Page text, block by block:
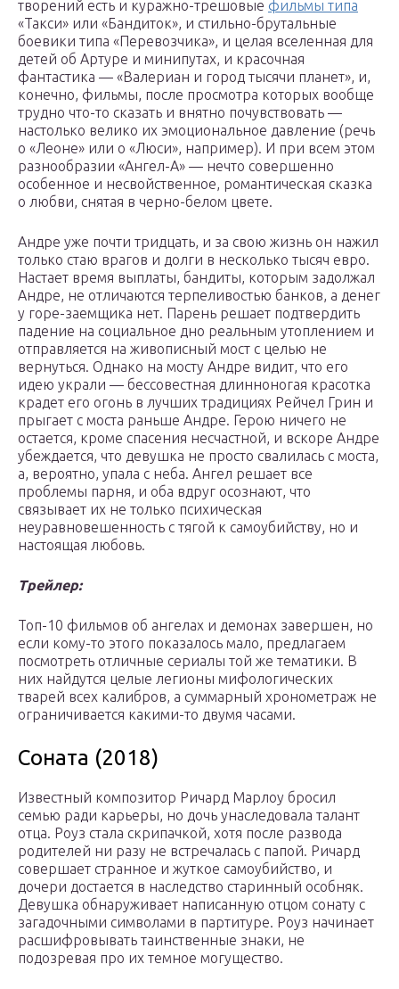
творений есть и куражно-трешовые фильмы типа
«Такси» или «Бандиток», и стильно-брутальные
боевики типа «Перевозчика», и целая вселенная для
детей об Артуре и минипутах, и красочная
фантастика — «Валериан и город тысячи планет», и,
конечно, фильмы, после просмотра которых вообще
трудно что-то сказать и внятно почувствовать —
настолько велико их эмоциональное давление (речь
о «Леоне» или о «Люси», например). И при всем этом
разнообразии «Ангел-А» — нечто совершенно
особенное и несвойственное, романтическая сказка
о любви, снятая в черно-белом цвете.
Андре уже почти тридцать, и за свою жизнь он нажил
только стаю врагов и долги в несколько тысяч евро.
Настает время выплаты, бандиты, которым задолжал
Андре, не отличаются терпеливостью банков, а денег
у горе-заемщика нет. Парень решает подтвердить
падение на социальное дно реальным утоплением и
отправляется на живописный мост с целью не
вернуться. Однако на мосту Андре видит, что его
идею украли — бессовестная длинноногая красотка
крадет его огонь в лучших традициях Рейчел Грин и
прыгает с моста раньше Андре. Герою ничего не
остается, кроме спасения несчастной, и вскоре Андре
убеждается, что девушка не просто свалилась с моста,
а, вероятно, упала с неба. Ангел решает все
проблемы парня, и оба вдруг осознают, что
связывает их не только психическая
неуравновешенность с тягой к самоубийству, но и
настоящая любовь.
Трейлер:
Топ-10 фильмов об ангелах и демонах завершен, но
если кому-то этого показалось мало, предлагаем
посмотреть отличные сериалы той же тематики. В
них найдутся целые легионы мифологических
тварей всех калибров, а суммарный хронометраж не
ограничивается какими-то двумя часами.
Соната (2018)
Известный композитор Ричард Марлоу бросил
семью ради карьеры, но дочь унаследовала талант
отца. Роуз стала скрипачкой, хотя после развода
родителей ни разу не встречалась с папой. Ричард
совершает странное и жуткое самоубийство, и
дочери достается в наследство старинный особняк.
Девушка обнаруживает написанную отцом сонату с
загадочными символами в партитуре. Роуз начинает
расшифровывать таинственные знаки, не
подозревая про их темное могущество.